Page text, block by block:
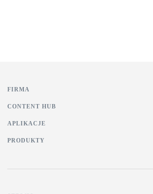
FIRMA
CONTENT HUB
APLIKACJE
PRODUKTY